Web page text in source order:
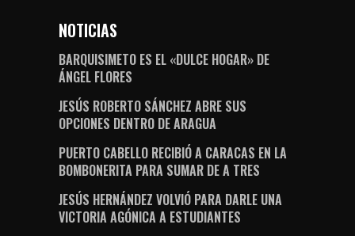
NOTICIAS
BARQUISIMETO ES EL «DULCE HOGAR» DE
ÁNGEL FLORES
JESÚS ROBERTO SÁNCHEZ ABRE SUS
OPCIONES DENTRO DE ARAGUA
PUERTO CABELLO RECIBIÓ A CARACAS EN LA
BOMBONERITA PARA SUMAR DE A TRES
JESÚS HERNÁNDEZ VOLVIÓ PARA DARLE UNA
VICTORIA AGÓNICA A ESTUDIANTES